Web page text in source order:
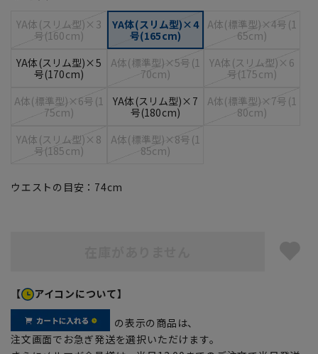
YA体(スリム型)×3
号(160cm)
YA体(スリム型)×4
号(165cm)
A体(標準型)×4号(1
65cm)
YA体(スリム型)×5
号(170cm)
A体(標準型)×5号(1
70cm)
YA体(スリム型)×6
号(175cm)
A体(標準型)×6号(1
75cm)
YA体(スリム型)×7
号(180cm)
A体(標準型)×7号(1
80cm)
YA体(スリム型)×8
号(185cm)
A体(標準型)×8号(1
85cm)
ウエストの目安： 74cm
【 アイコンについて】
の表示の商品は、
注文画面でお急ぎ発送を選択いただけます。